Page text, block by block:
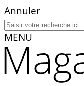
Annuler
MENU